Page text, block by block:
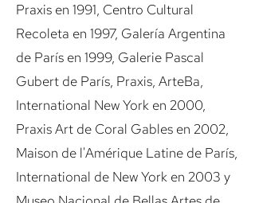
Praxis en 1991, Centro Cultural
Recoleta en 1997, Galería Argentina
de París en 1999, Galerie Pascal
Gubert de París, Praxis, ArteBa,
International New York en 2000,
Praxis Art de Coral Gables en 2002,
Maison de l'Amérique Latine de París,
International de New York en 2003 y